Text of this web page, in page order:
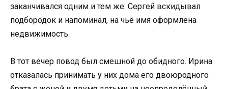
заканчивался одним и тем же: Сергей вскидывал
подбородок и напоминал, на чьё имя оформлена
недвижимость.
В тот вечер повод был смешной до обидного. Ирина
отказалась принимать у них дома его двоюродного